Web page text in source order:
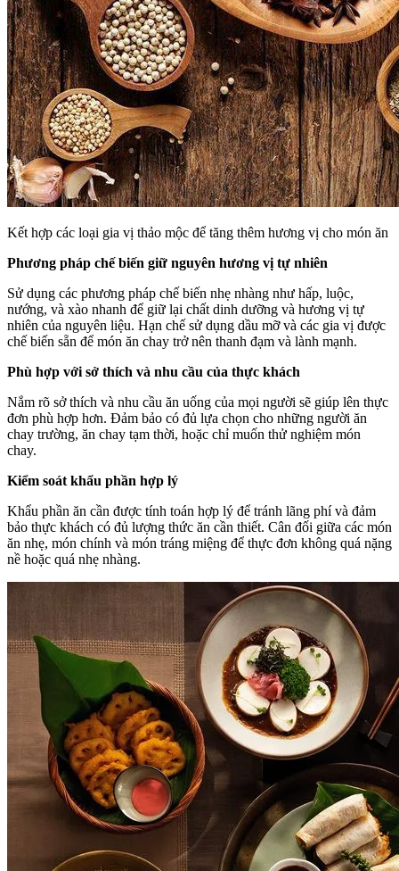
Kết hợp các loại gia vị thảo mộc để tăng thêm hương vị cho món ăn
Phương pháp chế biến giữ nguyên hương vị tự nhiên
Sử dụng các phương pháp chế biến nhẹ nhàng như hấp, luộc,
nướng, và xào nhanh để giữ lại chất dinh dưỡng và hương vị tự
nhiên của nguyên liệu. Hạn chế sử dụng dầu mỡ và các gia vị được
chế biến sẵn để món ăn chay trở nên thanh đạm và lành mạnh.
Phù hợp với sở thích và nhu cầu của thực khách
Nắm rõ sở thích và nhu cầu ăn uống của mọi người sẽ giúp lên thực
đơn phù hợp hơn. Đảm bảo có đủ lựa chọn cho những người ăn
chay trường, ăn chay tạm thời, hoặc chỉ muốn thử nghiệm món
chay.
Kiểm soát khẩu phần hợp lý
Khẩu phần ăn cần được tính toán hợp lý để tránh lãng phí và đảm
bảo thực khách có đủ lượng thức ăn cần thiết. Cân đối giữa các món
ăn nhẹ, món chính và món tráng miệng để thực đơn không quá nặng
nề hoặc quá nhẹ nhàng.